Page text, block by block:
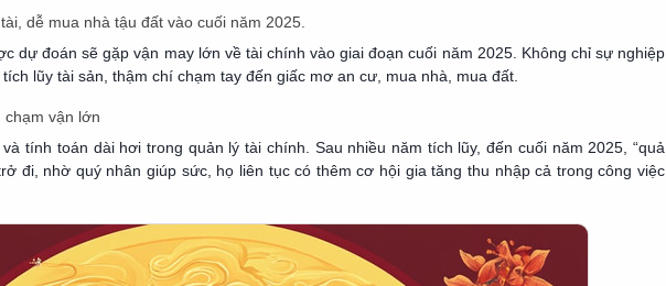
dễ mua nhà tậu đất vào cuối năm 2025.
dự đoán sẽ gặp vận may lớn về tài chính vào giai đoạn cuối năm 2025. Không chỉ sự nghiệp
lũy tài sản, thậm chí chạm tay đến giấc mơ an cư, mua nhà, mua đất.
chạm vận lớn
tính toán dài hơi trong quản lý tài chính. Sau nhiều năm tích lũy, đến cuối năm 2025, “quả
đi, nhờ quý nhân giúp sức, họ liên tục có thêm cơ hội gia tăng thu nhập cả trong công việc